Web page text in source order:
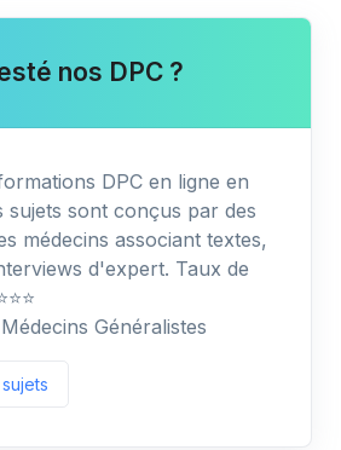
nos DPC ?
DPC en ligne en
sont conçus par des
médecins associant textes,
d'expert. Taux de
Généralistes